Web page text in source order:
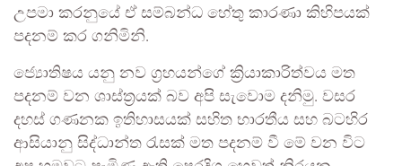
උපමා කරනුයේ ඒ සම්බන්ධ හේතු කාරණා කිහිපයක්
පදනම් කර ගනිමිනි.
ජ්‍යොතිෂය යනු නව ග්‍රහයන්ගේ ක්‍රියාකාරිත්වය මත
පදනම් වන ශාස්ත්‍රයක් බව අපි සැවොම දනිමු. වසර
දහස් ගණනක ඉතිහාසයක් සහිත භාරතීය සහ බටහිර
ආසියානු සිද්ධාන්ත රැසක් මත පදනම් වී මේ වන විට